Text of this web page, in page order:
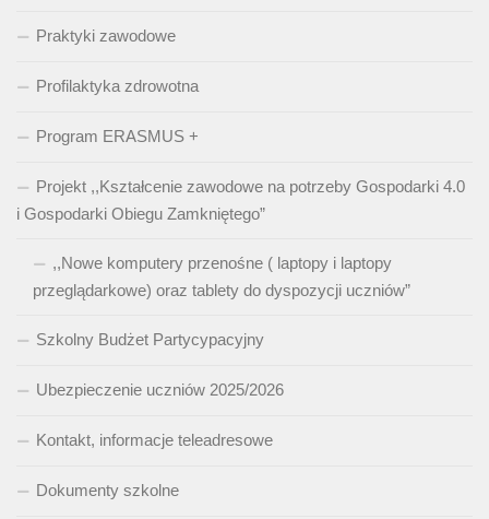
Praktyki zawodowe
Profilaktyka zdrowotna
Program ERASMUS +
Projekt ,,Kształcenie zawodowe na potrzeby Gospodarki 4.0
i Gospodarki Obiegu Zamkniętego”
,,Nowe komputery przenośne ( laptopy i laptopy
przeglądarkowe) oraz tablety do dyspozycji uczniów”
Szkolny Budżet Partycypacyjny
Ubezpieczenie uczniów 2025/2026
Kontakt, informacje teleadresowe
Dokumenty szkolne